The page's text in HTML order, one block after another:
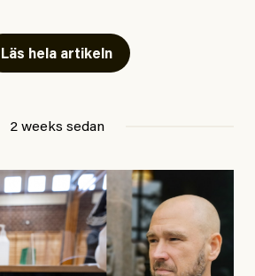
det att vara en ”röd, grön och
Och vad är egentligen bra
infiltratör”. Enligt ingressen
person vars ”bakgrund skapar
Problemet är att artikeln
oro i palestinarörelsen – och den
Läs hela artikeln
2 weeks sedan